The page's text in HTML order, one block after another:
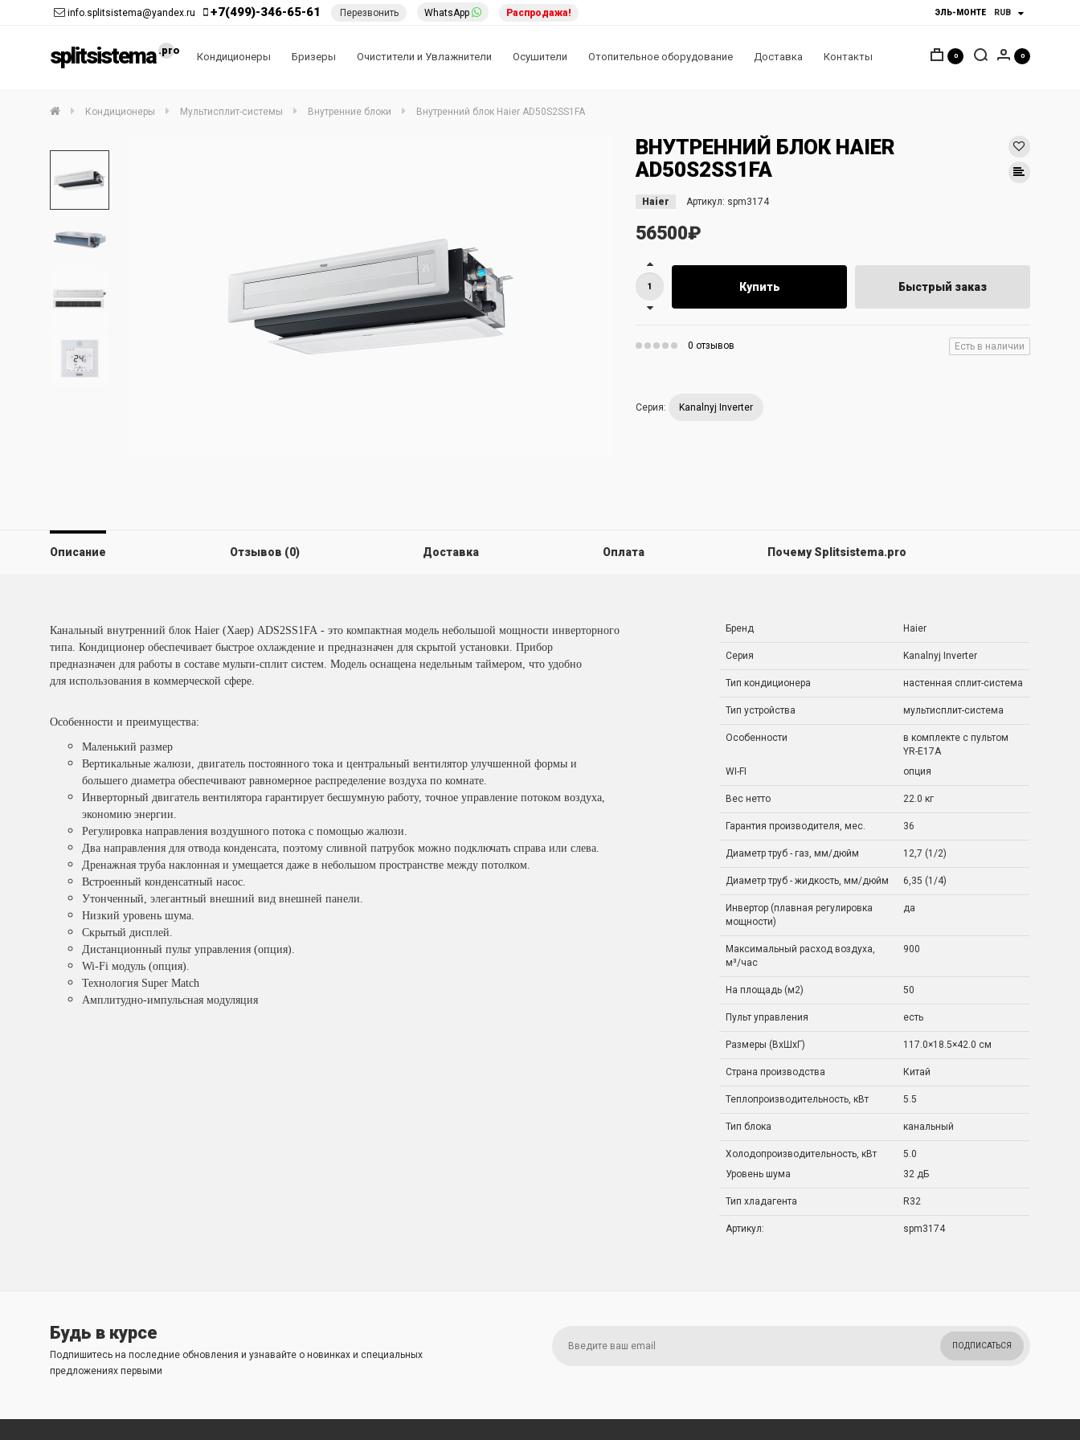
splitsistema Кондиционеры Бризеры Очистители и Увлажнители Осушители Отопительное оборудование Доставка Контакты
info.splitsistema@yandex.ru +7(499)-346-65-61 Перезвонить WhatsApp Распродажа! ЭЛЬ-МОНТЕ
0 0
Кондиционеры Мультисплит-системы Внутренние блоки Внутренний блок Haier AD50S2SS1FA
ВНУТРЕННИЙ БЛОК HAIER
AD50S2SS1FA
Haier Артикул: spm3174
56500₽
Купить Быстрый заказ
0 отзывов Есть в наличии
Серия: Kanalnyj Inverter
Описание Отзывов (0) Доставка Оплата Почему Splitsistema.pro
Канальный внутренний блок Haier (Хаер) ADS2SS1FA - это компактная модель небольшой мощности инверторного
типа. Кондиционер обеспечивает быстрое охлаждение и предназначен для скрытой установки. Прибор
предназначен для работы в составе мульти-сплит систем. Модель оснащена недельным таймером, что удобно
для использования в коммерческой сфере.
Особенности и преимущества:
Маленький размер
Вертикальные жалюзи, двигатель постоянного тока и центральный вентилятор улучшенной формы и
большего диаметра обеспечивают равномерное распределение воздуха по комнате.
Инверторный двигатель вентилятора гарантирует бесшумную работу, точное управление потоком воздуха,
экономию энергии.
Регулировка направления воздушного потока с помощью жалюзи.
Два направления для отвода конденсата, поэтому сливной патрубок можно подключать справа или слева.
Дренажная труба наклонная и умещается даже в небольшом пространстве между потолком.
Встроенный конденсатный насос.
Утонченный, элегантный внешний вид внешней панели.
Низкий уровень шума.
Скрытый дисплей.
Дистанционный пульт управления (опция).
Wi-Fi модуль (опция).
Технология Super Match
Амплитудно-импульсная модуляция
Бренд Haier
Серия Kanalnyj Inverter
Тип кондиционера настенная сплит-система
Тип устройства мультисплит-система
Особенности
в комплекте с пультом
YR-E17A
WI-FI
опция
Вес нетто 22.0 кг
Гарантия производителя, мес. 36
Диаметр труб - газ, мм/дюйм 12,7 (1/2)
Диаметр труб - жидкость, мм/дюйм 6,35 (1/4)
Инвертор (плавная регулировка
мощности)
да
Максимальный расход воздуха,
м³/час
900
На площадь (м2) 50
Пульт управления есть
Размеры (ВхШхГ) 117.0×18.5×42.0 см
Страна производства Китай
Теплопроизводительность, кВт 5.5
Тип блока канальный
Холодопроизводительность, кВт
5.0
Уровень шума
32 дБ
Тип хладагента R32
Артикул: spm3174
Будь в курсе
Подпишитесь на последние обновления и узнавайте о новинках и специальных
предложениях первыми
ПОДПИСАТЬСЯ